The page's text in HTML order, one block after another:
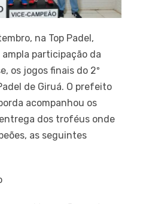
na Top Padel,
participação da
os jogos finais do 2º
de Giruá. O prefeito
acompanhou os
dos troféus onde
as seguintes